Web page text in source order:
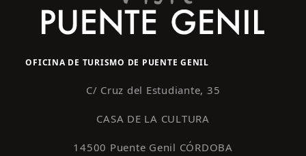
OFICINA DE TURISMO DE PUENTE GENIL
C/ Cruz del Estudiante, 35
CASA DE LA CULTURA
14500 Puente Genil CÓRDOBA